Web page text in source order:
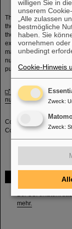
Bei GSI entsteht
mehr.
The award recognizes
the highprecision
the zero-
exceeds the one
magnitude, which
nuclear moment
published in Nature.
S. Dickopf et al.,
nuclear structure,
Contact: Andrey
Committee
willigen Sie in
unserem
„Alle zulassen
bestmögliche
haben. Sie
vornehmen
unbedingt
Cookie-Hinweis
Zweck:
Zweck: